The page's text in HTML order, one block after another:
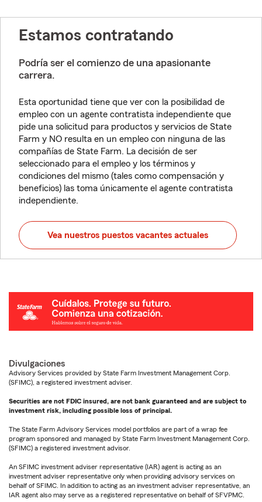
Estamos contratando
Podría ser el comienzo de una apasionante
carrera.
Esta oportunidad tiene que ver con la posibilidad de
empleo con un agente contratista independiente que
pide una solicitud para productos y servicios de State
Farm y NO resulta en un empleo con ninguna de las
compañías de State Farm. La decisión de ser
seleccionado para el empleo y los términos y
condiciones del mismo (tales como compensación y
beneficios) las toma únicamente el agente contratista
independiente.
Vea nuestros puestos vacantes actuales
Divulgaciones
Advisory Services provided by State Farm Investment Management Corp.
(SFIMC), a registered investment adviser.
Securities are not FDIC insured, are not bank guaranteed and are subject to
investment risk, including possible loss of principal.
The State Farm Advisory Services model portfolios are part of a wrap fee
program sponsored and managed by State Farm Investment Management Corp.
(SFIMC) a registered investment advisor.
An SFIMC investment adviser representative (IAR) agent is acting as an
investment adviser representative only when providing advisory services on
behalf of SFIMC. In addition to acting as an investment adviser representative, an
IAR agent also may serve as a registered representative on behalf of SFVPMC.